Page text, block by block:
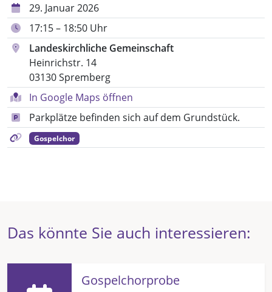
29. Januar 2026
17:15 – 18:50 Uhr
Landeskirchliche Gemeinschaft
Heinrichstr. 14
03130 Spremberg
In Google Maps öffnen
Parkplätze befinden sich auf dem Grundstück.
Gospelchor
Das könnte Sie auch interessieren:
Gospelchorprobe